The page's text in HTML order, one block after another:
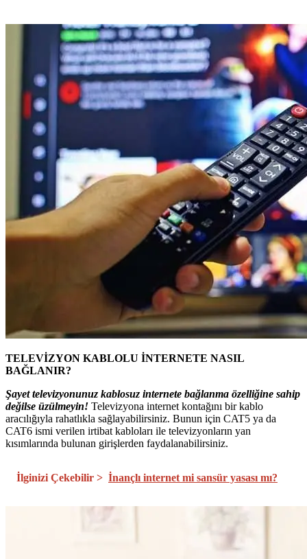
TELEVİZYON KABLOLU İNTERNETE NASIL
BAĞLANIR?
Şayet televizyonunuz kablosuz internete bağlanma özelliğine sahip
değilse üzülmeyin! Televizyona internet kontağını bir kablo
aracılığıyla rahatlıkla sağlayabilirsiniz. Bunun için CAT5 ya da
CAT6 ismi verilen irtibat kabloları ile televizyonların yan
kısımlarında bulunan girişlerden faydalanabilirsiniz.
İlginizi Çekebilir > İnançlı internet mi sansür yasası mı?